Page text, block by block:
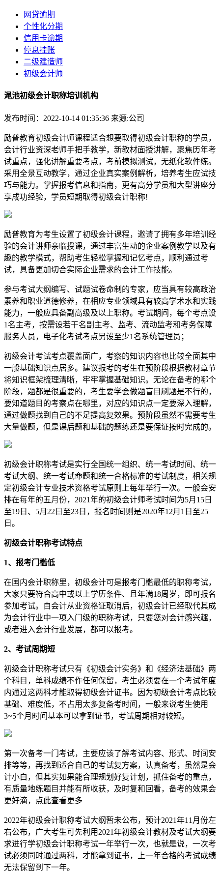
网贷逾期
个性化分期
信用卡逾期
停息挂账
二级建造师
初级会计师
渑池初级会计职称培训机构
发布时间：2022-10-14 01:35:36 来源:公司
励普教育初级会计师课程适合想要取得初级会计职称的学员，
会计行业资深老师手把手教学，新教材面授讲解，聚焦历年考
试重点，强化讲解重要考点，考前模拟测试，无纸化软件练。
采用全景互动教学，通过企业真实案例解析，培养考生应试技
巧与能力。掌握报考信息和指南，更有高分学员和大型讲座分
享成功经验，学员短期取得初级会计职称!
励普教育为考生设置了初级会计课程，邀请了拥有多年培训经
验的会计讲师亲临授课，通过丰富生动的企业案例教学以及有
趣的教学模式，帮助考生轻松掌握和记忆考点，顺利通过考
试，具备更加切合实际企业需求的会计工作技能。
参与考试大纲编写、试题试卷命制的专家，应当具有较高政治
素养和职业道德修养，在相应专业领域具有较高学术水和实践
能力，一般应具备副高级及以上职称。考试期间，每个考点设
1名主考，按需设若干名副主考、监考、流动监考和考务保障
服务人员，电子化考试考点另设至少1名系统管理员；
初级会计考试考点覆盖面广，考察的知识内容也比较全面其中
一般基础知识点居多。建议报考的考生在预阶段根据教材章节
将知识框架梳理清晰，牢牢掌握基础知识。无论在备考的哪个
阶段，题都是很重要的，考生要学会做题盲目刷题是不行的，
要知道题目的考察点在哪里，对应的知识点一定要深入理解，
通过做题找到自己的不足提高复效果。预阶段虽然不需要考生
大量做题，但是课后题和基础的题练还是要保证按时完成的。
初级会计职称考试是实行全国统一组织、统一考试时间、统一
考试大纲、统一考试命题和统一合格标准的考试制度，相关规
定初级会计专业技术资格考试原则上每年举行一次。一般会安
排在每年的五月份，2021年的初级会计师考试时间为5月15日
至19日、5月22日至23日，报名时间则是2020年12月1日至25
日。
初级会计职称考试特点
1、报考门槛低
在国内会计职称里，初级会计可是报考门槛最低的职称考试，
大家只要符合高中或以上学历条件、且年满18周岁，即可报名
参加考试。自会计从业资格证取消后，初级会计已经取代其成
为会计行业中一项入门级的职称考试，只要您对会计感兴趣，
或者进入会计行业发展，都可以报考。
2、考试周期短
初级会计职称考试只有《初级会计实务》和《经济法基础》两
个科目，单科成绩不作任何保留，考生必须要在一个考试年度
内通过这两科才能取得初级会计证书。因为初级会计考点比较
基础、难度低，不占用太多复备考时间，一般来说考生使用
3~5个月时间基本可以拿到证书，考试周期相对较短。
第一次备考一门考试，主要应该了解考试内容、形式、时间安
排等等，再找到适合自己的考试复方案，认真备考，虽然是会
计小白，但其实如果能合理规划好复计划，抓住备考的重点，
有质量地练题目并能有所收获，及时复和回看，备考的效果会
更好滴，点此查看更多
2022年初级会计职称考试大纲暂未公布，预计2021年11月份左
右公布，广大考生可先利用2021年初级会计教材及考试大纲要
求进行学初级会计职称考试一年举行一次，也就是说，一次考
试必须同时通过两科，才能拿到证书，上一年合格的考试成绩
无法保留到下一年。